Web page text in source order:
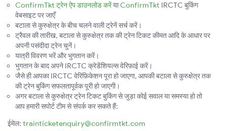
ConfirmTkt ट्रेन ऐप डाउनलोड करेंयाConfirmTkt IRCTC बुकिंग
वेबसाइट पर जाएँ
बटाला से कुरुक्षेत्र के बीच चलने वाली ट्रेनें सर्च करें।
ट्रैवल की तारीख, बटाला से कुरुक्षेत्र तक की ट्रेन टिकट कीमत आदि के आधार पर
अपनी पसंदीदा ट्रेन चुनें।
यात्री विवरण भरें और भुगतान करें।
भुगतान के बाद अपने IRCTC क्रेडेंशियल्स वेरिफ़ाई करें।
जैसे ही आपका IRCTC वेरिफ़िकेशन पूरा हो जाएगा, आपकी बटाला से कुरुक्षेत्र तक
की ट्रेन बुकिंग सफलतापूर्वक पूरी हो जाएगी।
अगर बटाला से कुरुक्षेत्र ट्रेन टिकट बुकिंग से जुड़ा कोई सवाल या समस्या हो तो
आप हमारी सपोर्ट टीम से संपर्क कर सकते हैं:
ईमेल: trainticketenquiry@confirmtkt.com